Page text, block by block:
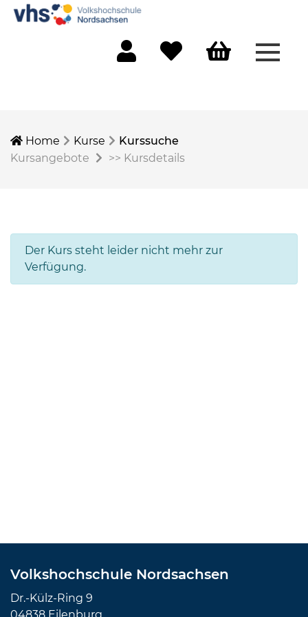
Home Kurse
Kurssuche
Kursangebote
>> Kursdetails
Der Kurs steht leider nicht mehr zur
Verfügung.
Volkshochschule Nordsachsen
Dr.-Külz-Ring 9